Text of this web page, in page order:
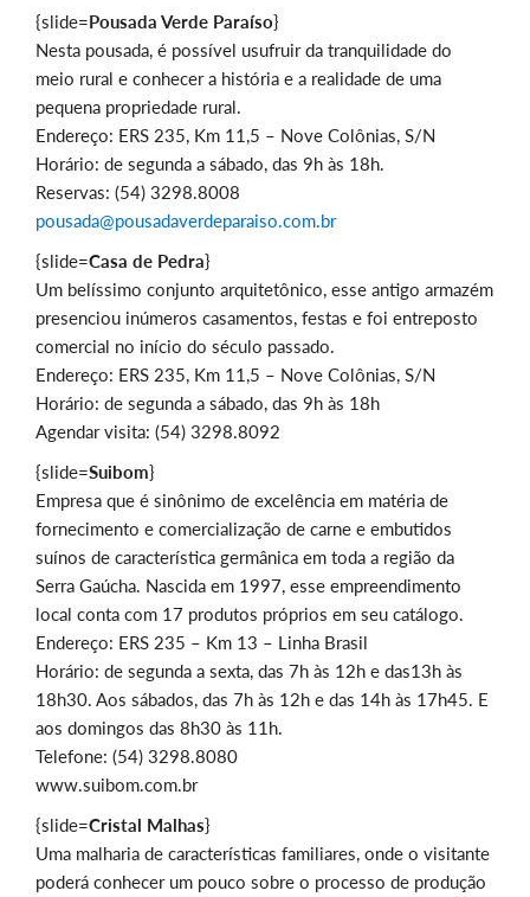
{slide=Pousada Verde Paraíso}
Nesta pousada, é possível usufruir da tranquilidade do
meio rural e conhecer a história e a realidade de uma
pequena propriedade rural.
Endereço: ERS 235, Km 11,5 – Nove Colônias, S/N
Horário: de segunda a sábado, das 9h às 18h.
Reservas: (54) 3298.8008
pousada@pousadaverdeparaiso.com.br
{slide=Casa de Pedra}
Um belíssimo conjunto arquitetônico, esse antigo armazém
presenciou inúmeros casamentos, festas e foi entreposto
comercial no início do século passado.
Endereço: ERS 235, Km 11,5 – Nove Colônias, S/N
Horário: de segunda a sábado, das 9h às 18h
Agendar visita: (54) 3298.8092
{slide=Suibom}
Empresa que é sinônimo de excelência em matéria de
fornecimento e comercialização de carne e embutidos
suínos de característica germânica em toda a região da
Serra Gaúcha. Nascida em 1997, esse empreendimento
local conta com 17 produtos próprios em seu catálogo.
Endereço: ERS 235 – Km 13 – Linha Brasil
Horário: de segunda a sexta, das 7h às 12h e das13h às
18h30. Aos sábados, das 7h às 12h e das 14h às 17h45. E
aos domingos das 8h30 às 11h.
Telefone: (54) 3298.8080
www.suibom.com.br
{slide=Cristal Malhas}
Uma malharia de características familiares, onde o visitante
poderá conhecer um pouco sobre o processo de produção